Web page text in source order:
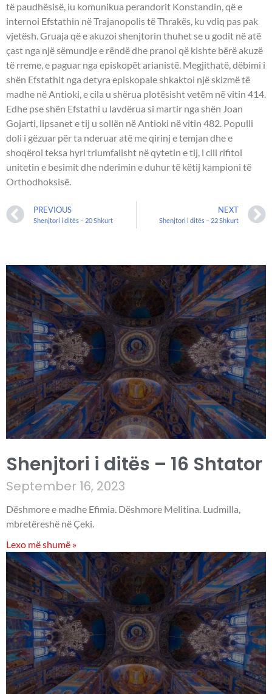
të paudhësisë, iu komunikua perandorit Konstandin, që e
internoi Efstathin në Trajanopolis të Thrakës, ku vdiq pas pak
vjetësh. Gruaja që e akuzoi shenjtorin thuhet se u godit në atë
çast nga një sëmundje e rëndë dhe pranoi që kishte bërë akuzë
të rreme, e paguar nga episkopët arianistë. Megjithatë, dëbimi i
shën Efstathit nga detyra episkopale shkaktoi një skizmë të
madhe në Antioki, e cila u shërua plotësisht vetëm në vitin 414.
Edhe pse shën Efstathi u lavdërua si martir nga shën Joan
Gojarti, lipsanet e tij u sollën në Antioki në vitin 482. Populli
doli i gëzuar për ta nderuar atë me qirinj e temjan dhe e
shoqëroi teksa hyri triumfalisht në qytetin e tij, i cili rifitoi
unitetin e besimit dhe nderimin e duhur të këtij kampioni të
Orthodhoksisë.
PREVIOUS
Shenjtori i ditës – 20 Shkurt
NEXT
Shenjtori i ditës – 22 Shkurt
Shenjtori i ditës – 16 Shtator
September 16, 2023
Dëshmore e madhe Efimia. Dëshmore Melitina. Ludmilla,
mbretëreshë në Çeki.
Lexo më shumë »